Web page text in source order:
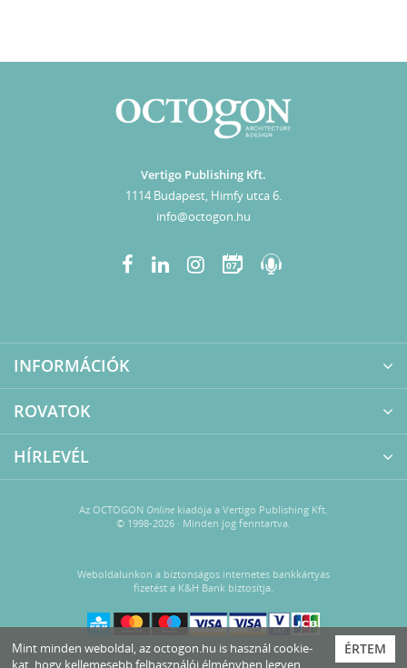
Vertigo Publishing Kft.
1114 Budapest, Himfy utca 6.
info@octogon.hu
07
INFORMÁCIÓK
ROVATOK
HÍRLEVÉL
Az OCTOGON Online kiadója a Vertigo Publishing Kft.
© 1998-2026 · Minden jog fenntartva.
Weboldalunkon a biztonságos internetes bankkártyás
fizetést a K&H Bank biztosítja.
ÉRTEM
Mint minden weboldal, az octogon.hu is használ cookie-
kat, hogy kellemesebb felhasználói élményben legyen